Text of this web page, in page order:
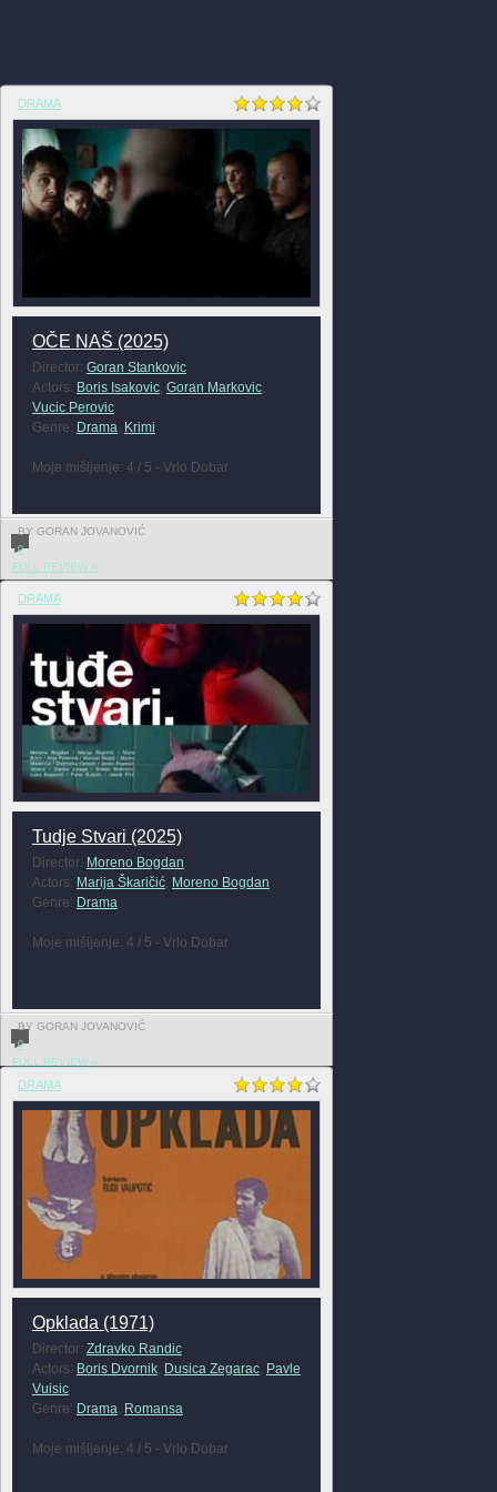
DRAMA
OČE NAŠ (2025)
Director: Goran Stankovic
Actors: Boris Isakovic, Goran Markovic,
Vucic Perovic
Genre: Drama, Krimi
Moje mišljenje: 4 / 5 - Vrlo Dobar
BY GORAN JOVANOVIĆ
0
FULL REVIEW »
DRAMA
Tudje Stvari (2025)
Director: Moreno Bogdan
Actors: Marija Škaričić, Moreno Bogdan
Genre: Drama
Moje mišljenje: 4 / 5 - Vrlo Dobar
BY GORAN JOVANOVIĆ
0
FULL REVIEW »
DRAMA
Opklada (1971)
Director: Zdravko Randic
Actors: Boris Dvornik, Dusica Zegarac, Pavle
Vuisic
Genre: Drama, Romansa
Moje mišljenje: 4 / 5 - Vrlo Dobar